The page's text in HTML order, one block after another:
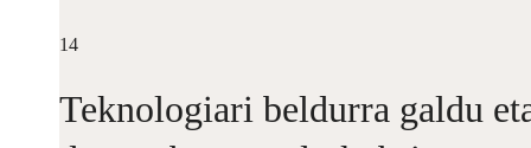
14
Teknologiari beldurra galdu